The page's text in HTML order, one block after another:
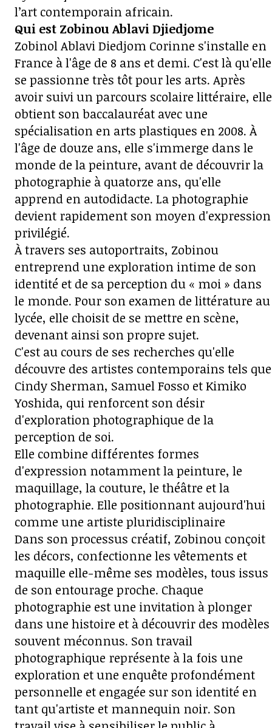
l’art contemporain africain.
Qui est Zobinou Ablavi Djiedjome
Zobinol Ablavi Diedjom Corinne s'installe en
France à l'âge de 8 ans et demi. C'est là qu'elle
se passionne très tôt pour les arts. Après
avoir suivi un parcours scolaire littéraire, elle
obtient son baccalauréat avec une
spécialisation en arts plastiques en 2008. À
l'âge de douze ans, elle s'immerge dans le
monde de la peinture, avant de découvrir la
photographie à quatorze ans, qu'elle
apprend en autodidacte. La photographie
devient rapidement son moyen d'expression
privilégié.
À travers ses autoportraits, Zobinou
entreprend une exploration intime de son
identité et de sa perception du « moi » dans
le monde. Pour son examen de littérature au
lycée, elle choisit de se mettre en scène,
devenant ainsi son propre sujet.
C'est au cours de ses recherches qu'elle
découvre des artistes contemporains tels que
Cindy Sherman, Samuel Fosso et Kimiko
Yoshida, qui renforcent son désir
d'exploration photographique de la
perception de soi.
Elle combine différentes formes
d'expression notamment la peinture, le
maquillage, la couture, le théâtre et la
photographie. Elle positionnant aujourd'hui
comme une artiste pluridisciplinaire
Dans son processus créatif, Zobinou conçoit
les décors, confectionne les vêtements et
maquille elle-même ses modèles, tous issus
de son entourage proche. Chaque
photographie est une invitation à plonger
dans une histoire et à découvrir des modèles
souvent méconnus. Son travail
photographique représente à la fois une
exploration et une enquête profondément
personnelle et engagée sur son identité en
tant qu'artiste et mannequin noir. Son